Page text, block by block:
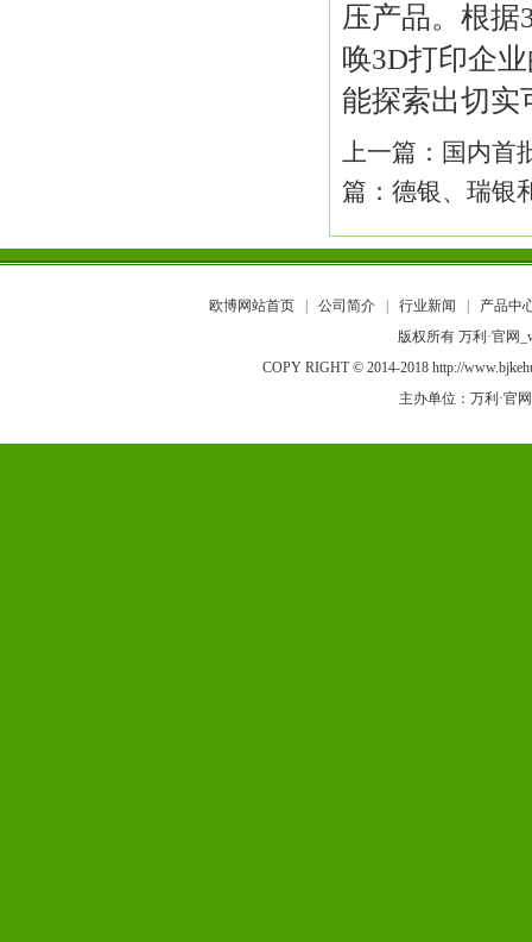
压产品。根据
唤3D打印企
能探索出切实
上一篇： 国内首
篇： 德银、瑞银
欧博网站首页 公司简介 行业新闻
产品中
版权所有 万利·官网
COPY RIGHT © 2014-2018 http://
主办单位：万利·官